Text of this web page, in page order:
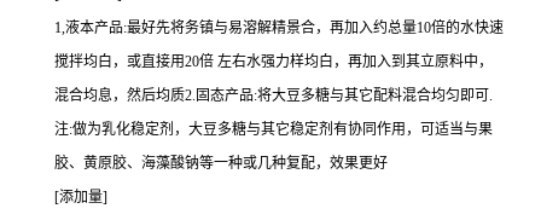
1,液本产品:最好先将务镇与易溶解精景合，再加入约总量10倍的水快速
搅拌均白，或直接用20倍 左右水强力样均白，再加入到其立原料中，
混合均息，然后均质2.固态产品:将大豆多糖与其它配料混合均匀即可.
注:做为乳化稳定剂，大豆多糖与其它稳定剂有协同作用，可适当与果
胶、黄原胶、海藻酸钠等一种或几种复配，效果更好
[添加量]